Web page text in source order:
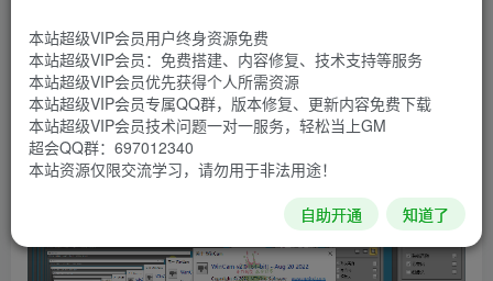
画、视频水印等，此外还具有视频编辑功能，这样你可以在
最短时间内获得不错的录制视频。
软件截图
本站超级VIP会员用户终身资源免费
本站超级VIP会员：免费搭建、内容修复、技术支持等服务
本站超级VIP会员优先获得个人所需资源
本站超级VIP会员专属QQ群，版本修复、更新内容免费下载
本站超级VIP会员技术问题一对一服务，轻松当上GM
超会QQ群：697012340
本站资源仅限交流学习，请勿用于非法用途！
自助开通 知道了